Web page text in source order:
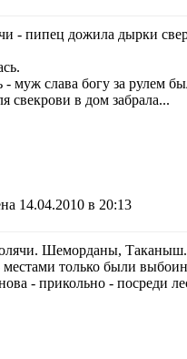
- пипец дожила дырки
муж слава богу за рулем
свекрови в дом забрала...
14.04.2010 в 20:13
Шеморданы, Таканыш.
только были
- прикольно - посреди